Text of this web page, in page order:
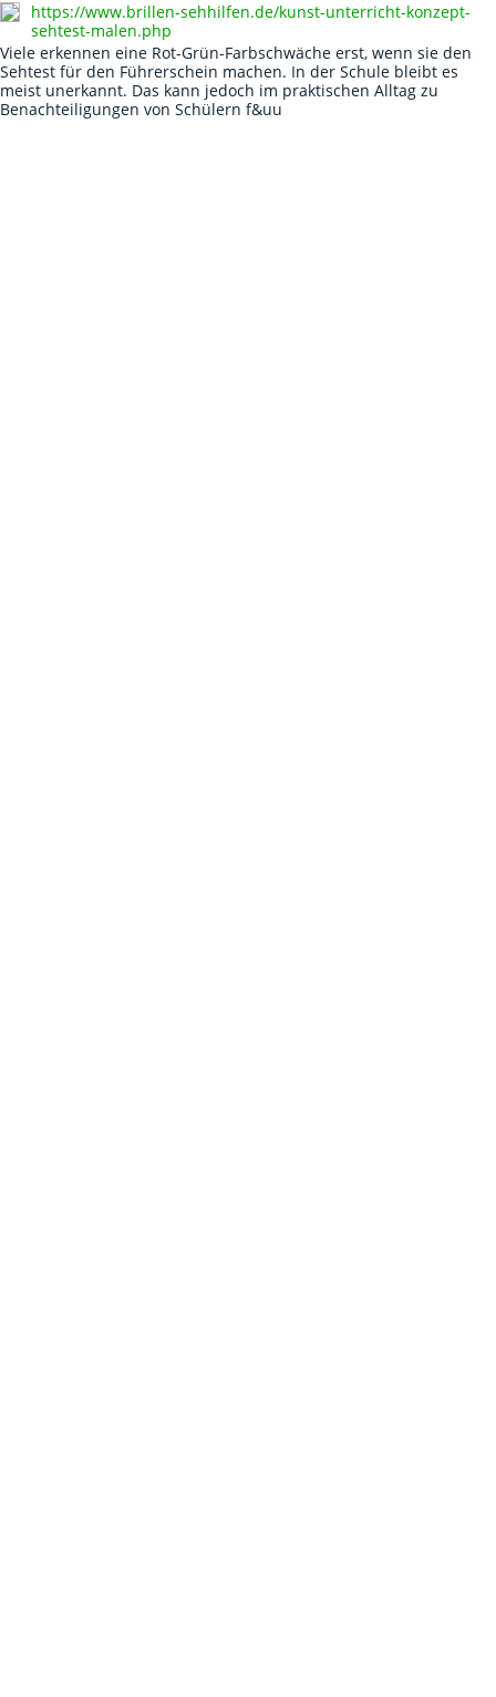
https://www.brillen-sehhilfen.de/kunst-unterricht-konzept-
sehtest-malen.php
Viele erkennen eine Rot-Grün-Farbschwäche erst, wenn sie den
Sehtest für den Führerschein machen. In der Schule bleibt es
meist unerkannt. Das kann jedoch im praktischen Alltag zu
Benachteiligungen von Schülern f&uu